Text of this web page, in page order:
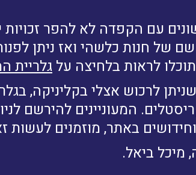
עם הקפדה לא להפר
של חנות כלשהי ואז ניתן
לראות בלחיצה עלגלריית
לרכוש אצלי בקליניקה,
המעוניינים להירשם
באתר, מוזמנים לעשות
מיכל ביאל.